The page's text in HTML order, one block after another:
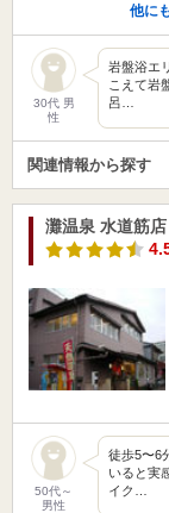
他に
30代 男
性
岩盤浴エ
こえて岩
呂…
関連情報から探す
灘温泉 水道筋店
50代～
男性
徒歩5〜6
いると実
イク…